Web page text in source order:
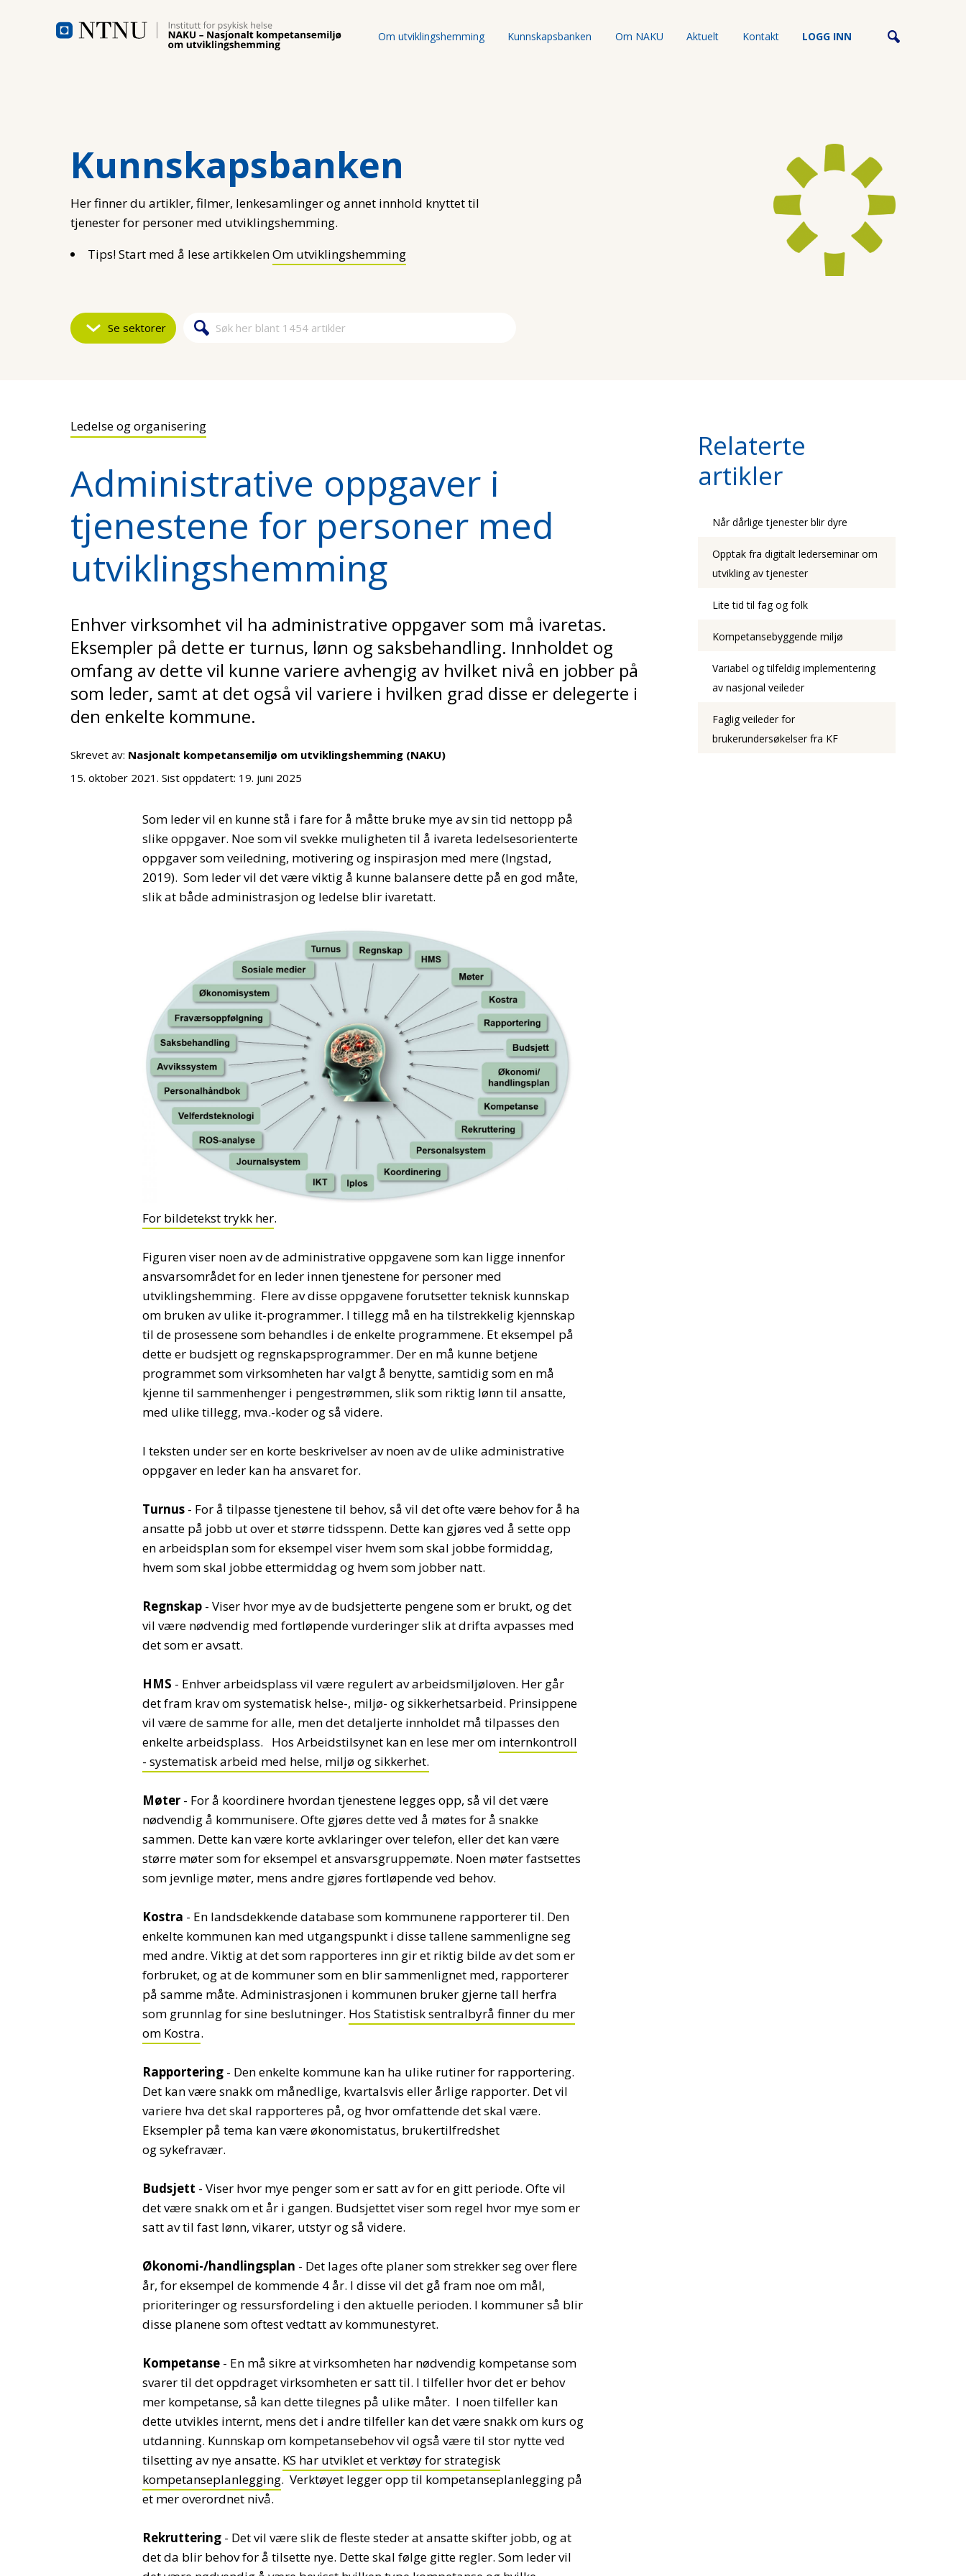
Om utviklingshemming Kunnskapsbanken Om NAKU Aktuelt Kontakt LOGG INN
Kunnskapsbanken
Her finner du artikler, filmer, lenkesamlinger og annet innhold knyttet til
tjenester for personer med utviklingshemming.
Tips! Start med å lese artikkelenOm utviklingshemming
Se sektorer Søkeskjema
Søk
Ledelse og organisering
Administrative oppgaver i
tjenestene for personer med
utviklingshemming
Enhver virksomhet vil ha administrative oppgaver som må ivaretas.
Eksempler på dette er turnus, lønn og saksbehandling. Innholdet og
omfang av dette vil kunne variere avhengig av hvilket nivå en jobber på
som leder, samt at det også vil variere i hvilken grad disse er delegerte i
den enkelte kommune.
Skrevet av: Nasjonalt kompetansemiljø om utviklingshemming (NAKU)
15. oktober 2021 . Sist oppdatert: 19. juni 2025
Som leder vil en kunne stå i fare for å måtte bruke mye av sin tid nettopp på
slike oppgaver. Noe som vil svekke muligheten til å ivareta ledelsesorienterte
oppgaver som veiledning, motivering og inspirasjon med mere (Ingstad,
2019). Som leder vil det være viktig å kunne balansere dette på en god måte,
slik at både administrasjon og ledelse blir ivaretatt.
For bildetekst trykk her.
Figuren viser noen av de administrative oppgavene som kan ligge innenfor
ansvarsområdet for en leder innen tjenestene for personer med
utviklingshemming. Flere av disse oppgavene forutsetter teknisk kunnskap
om bruken av ulike it-programmer. I tillegg må en ha tilstrekkelig kjennskap
til de prosessene som behandles i de enkelte programmene. Et eksempel på
dette er budsjett og regnskapsprogrammer. Der en må kunne betjene
programmet som virksomheten har valgt å benytte, samtidig som en må
kjenne til sammenhenger i pengestrømmen, slik som riktig lønn til ansatte,
med ulike tillegg, mva.-koder og så videre.
I teksten under ser en korte beskrivelser av noen av de ulike administrative
oppgaver en leder kan ha ansvaret for.
Turnus - For å tilpasse tjenestene til behov, så vil det ofte være behov for å ha
ansatte på jobb ut over et større tidsspenn. Dette kan gjøres ved å sette opp
en arbeidsplan som for eksempel viser hvem som skal jobbe formiddag,
hvem som skal jobbe ettermiddag og hvem som jobber natt.
Regnskap - Viser hvor mye av de budsjetterte pengene som er brukt, og det
vil være nødvendig med fortløpende vurderinger slik at drifta avpasses med
det som er avsatt.
HMS - Enhver arbeidsplass vil være regulert av arbeidsmiljøloven. Her går
det fram krav om systematisk helse-, miljø- og sikkerhetsarbeid. Prinsippene
vil være de samme for alle, men det detaljerte innholdet må tilpasses den
enkelte arbeidsplass. Hos Arbeidstilsynet kan en lese mer om internkontroll
- systematisk arbeid med helse, miljø og sikkerhet.
Møter - For å koordinere hvordan tjenestene legges opp, så vil det være
nødvendig å kommunisere. Ofte gjøres dette ved å møtes for å snakke
sammen. Dette kan være korte avklaringer over telefon, eller det kan være
større møter som for eksempel et ansvarsgruppemøte. Noen møter fastsettes
som jevnlige møter, mens andre gjøres fortløpende ved behov.
Kostra - En landsdekkende database som kommunene rapporterer til. Den
enkelte kommunen kan med utgangspunkt i disse tallene sammenligne seg
med andre. Viktig at det som rapporteres inn gir et riktig bilde av det som er
forbruket, og at de kommuner som en blir sammenlignet med, rapporterer
på samme måte. Administrasjonen i kommunen bruker gjerne tall herfra
som grunnlag for sine beslutninger. Hos Statistisk sentralbyrå finner du mer
om Kostra.
Rapportering - Den enkelte kommune kan ha ulike rutiner for rapportering.
Det kan være snakk om månedlige, kvartalsvis eller årlige rapporter. Det vil
variere hva det skal rapporteres på, og hvor omfattende det skal være.
Eksempler på tema kan være økonomistatus, brukertilfredshet
og sykefravær.
Budsjett - Viser hvor mye penger som er satt av for en gitt periode. Ofte vil
det være snakk om et år i gangen. Budsjettet viser som regel hvor mye som er
satt av til fast lønn, vikarer, utstyr og så videre.
Økonomi-/handlingsplan - Det lages ofte planer som strekker seg over flere
år, for eksempel de kommende 4 år. I disse vil det gå fram noe om mål,
prioriteringer og ressursfordeling i den aktuelle perioden. I kommuner så blir
disse planene som oftest vedtatt av kommunestyret.
Kompetanse - En må sikre at virksomheten har nødvendig kompetanse som
svarer til det oppdraget virksomheten er satt til. I tilfeller hvor det er behov
mer kompetanse, så kan dette tilegnes på ulike måter. I noen tilfeller kan
dette utvikles internt, mens det i andre tilfeller kan det være snakk om kurs og
utdanning. Kunnskap om kompetansebehov vil også være til stor nytte ved
tilsetting av nye ansatte. KS har utviklet et verktøy for strategisk
kompetanseplanlegging. Verktøyet legger opp til kompetanseplanlegging på
et mer overordnet nivå.
Rekruttering - Det vil være slik de fleste steder at ansatte skifter jobb, og at
det da blir behov for å tilsette nye. Dette skal følge gitte regler. Som leder vil
Relaterte
artikler
Når dårlige tjenester blir dyre
Opptak fra digitalt lederseminar om
utvikling av tjenester
Lite tid til fag og folk
Kompetansebyggende miljø
Variabel og tilfeldig implementering
av nasjonal veileder
Faglig veileder for
brukerundersøkelser fra KF